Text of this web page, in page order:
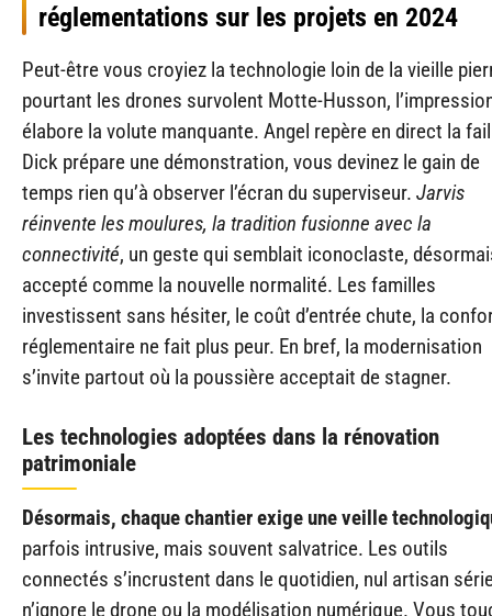
réglementations sur les projets en 2024
Peut-être vous croyiez la technologie loin de la vieille
pourtant les drones survolent Motte-Husson,
élabore la volute manquante. Angel repère en direct la
Dick prépare une démonstration, vous devinez le gain de
temps rien qu’à observer l’écran du superviseur. Jarvis
réinvente les moulures, la tradition fusionne avec la
connectivité, un geste qui semblait iconoclaste,
accepté comme la nouvelle normalité. Les familles
investissent sans hésiter, le coût d’entrée chute, la
réglementaire ne fait plus peur. En bref, la modernisation
s’invite partout où la poussière acceptait de stagner.
Les technologies adoptées dans la rénovation
patrimoniale
Désormais, chaque chantier exige une veille
parfois intrusive, mais souvent salvatrice. Les outils
connectés s’incrustent dans le quotidien, nul artisan
n’ignore le drone ou la modélisation numérique. Vous